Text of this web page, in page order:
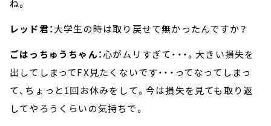
ね。
レッド君：大学生の時は取り戻せて無かったんですか？
ごはっちゅうちゃん：心がムリすぎて・・・。大きい損失を
出してしまってFX見たくないです・・・ってなってしまっ
て、ちょっと1回お休みをして。今は損失を見ても取り返
してやろうくらいの気持ちで。